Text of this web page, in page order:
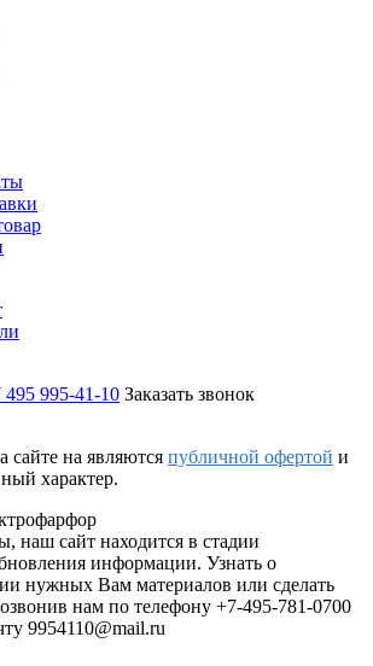
495 995-41-10 Заказать звонок
на являются публичной офертой и
характер.
наш сайт находится в стадии
информации. Узнать о
нужных Вам материалов или cделать
нам по телефону +7-495-781-0700
9954110@mail.ru